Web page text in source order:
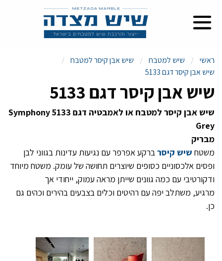
ראשי שיש למטבח
שיש אבן קיסר למטבח
שיש אבן קיסר דגם 5133
שיש אבן קיסר דגם 5133
שיש אבן קיסר למטבח או לאמבטיה דגם 5133 Symphony
Grey
מבריק
משטח שיש קיסרברקע אפרפר עם נגיעות עדינות בגווני לבן
ופסים אלכסוניים כסופים שיוצרים תחושה של עומק. משטח מיוחד
ודקורטיבי עם כמה גוונים שייתן מראה עמוק, ייחודי אך
מרגיע, משתלב יפה עם רהיטים וכלים בצבעים בהירים וכהים גם
כן.